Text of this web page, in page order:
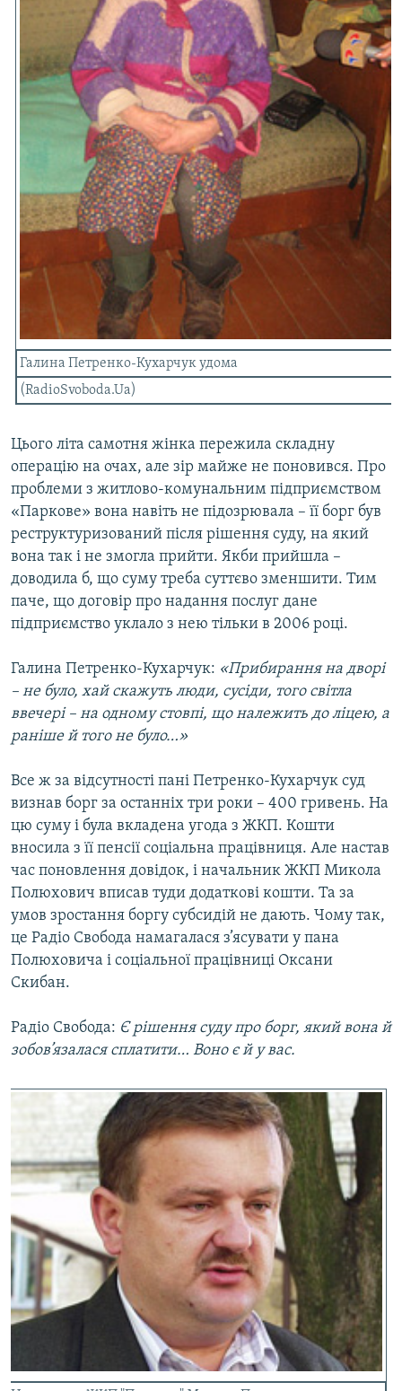
КТАТ
ДОЛУЧАЙСЯ!
Усі сайти RFE/RL
Галина Петренко-Кухарчук удома
(RadioSvoboda.Ua)
Цього літа самотня жінка пережила складну
операцію на очах, але зір майже не поновився. Про
проблеми з житлово-комунальним підприємством
«Паркове» вона навіть не підозрювала – її борг був
реструктуризований після рішення суду, на який
вона так і не змогла прийти. Якби прийшла –
доводила б, що суму треба суттєво зменшити. Тим
паче, що договір про надання послуг дане
підприємство уклало з нею тільки в 2006 році.
Галина Петренко-Кухарчук: «Прибирання на дворі
– не було, хай скажуть люди, сусіди, того світла
ввечері – на одному стовпі, що належить до ліцею, а
раніше й того не було…»
Все ж за відсутності пані Петренко-Кухарчук суд
визнав борг за останніх три роки – 400 гривень. На
цю суму і була вкладена угода з ЖКП. Кошти
вносила з її пенсії соціальна працівниця. Але настав
час поновлення довідок, і начальник ЖКП Микола
Полюхович вписав туди додаткові кошти. Та за
умов зростання боргу субсидій не дають. Чому так,
це Радіо Свобода намагалася з’ясувати у пана
Полюховича і соціальної працівниці Оксани
Скибан.
Радіо Свобода: Є рішення суду про борг, який вона й
зобов’язалася сплатити… Воно є й у вас.